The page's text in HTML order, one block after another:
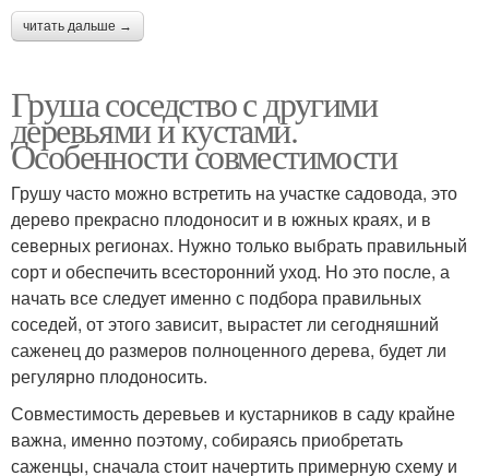
читать дальше →
Груша соседство с другими
деревьями и кустами.
Особенности совместимости
Грушу часто можно встретить на участке садовода, это
дерево прекрасно плодоносит и в южных краях, и в
северных регионах. Нужно только выбрать правильный
сорт и обеспечить всесторонний уход. Но это после, а
начать все следует именно с подбора правильных
соседей, от этого зависит, вырастет ли сегодняшний
саженец до размеров полноценного дерева, будет ли
регулярно плодоносить.
Совместимость деревьев и кустарников в саду крайне
важна, именно поэтому, собираясь приобретать
саженцы, сначала стоит начертить примерную схему и